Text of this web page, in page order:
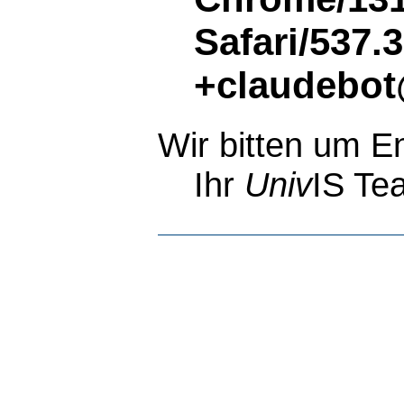
Safari/
Wir bitten um
Ihr UnivIS